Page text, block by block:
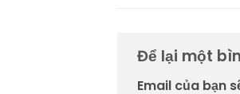
Để lại một
Email của bạn